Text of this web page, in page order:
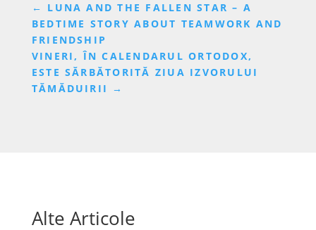
← LUNA AND THE FALLEN STAR – A
BEDTIME STORY ABOUT TEAMWORK AND
FRIENDSHIP
VINERI, ÎN CALENDARUL ORTODOX,
ESTE SĂRBĂTORITĂ ZIUA IZVORULUI
TĂMĂDUIRII →
Alte Articole